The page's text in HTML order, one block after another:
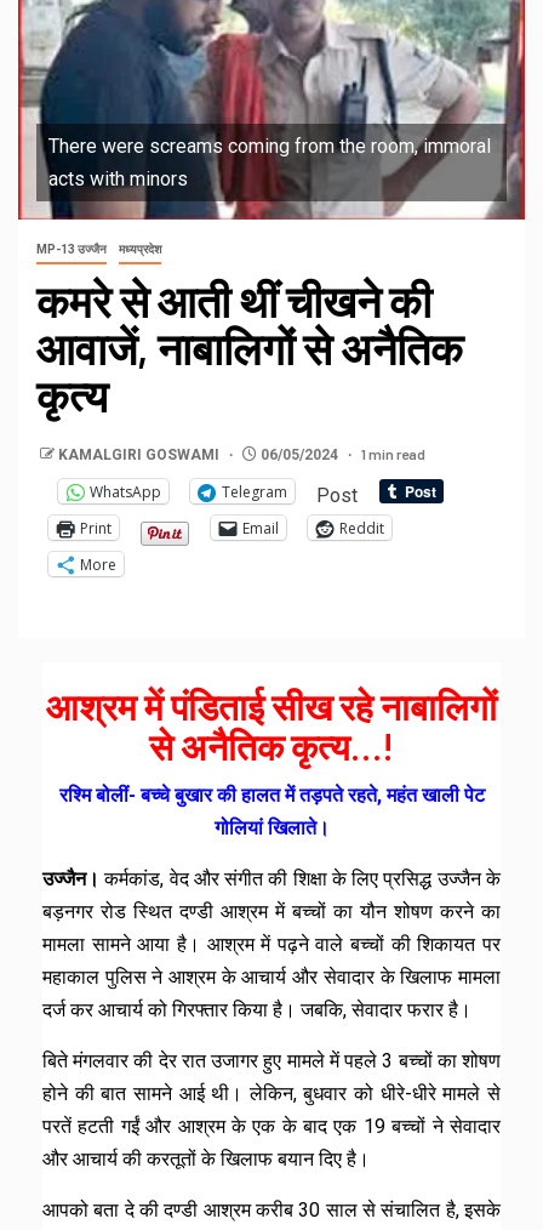
There were screams coming from the room, immoral
acts with minors
MP-13 उज्जैन मध्यप्रदेश
कमरे से आती थीं चीखने की
आवाजें, नाबालिगों से अनैतिक
कृत्य
KAMALGIRI GOSWAMI 06/05/2024 1 min read
WhatsApp Telegram Post
Print Email
Reddit
More
आश्रम में पंडिताई सीख रहे नाबालिगों
से अनैतिक कृत्य…!
रश्मि बोलीं- बच्चे बुखार की हालत में तड़पते रहते, महंत खाली पेट
गोलियां खिलाते।
उज्जैन। कर्मकांड, वेद और संगीत की शिक्षा के लिए प्रसिद्ध उज्जैन के
बड़नगर रोड स्थित दण्डी आश्रम में बच्चों का यौन शोषण करने का
मामला सामने आया है। आश्रम में पढ़ने वाले बच्चों की शिकायत पर
महाकाल पुलिस ने आश्रम के आचार्य और सेवादार के खिलाफ मामला
दर्ज कर आचार्य को गिरफ्तार किया है। जबकि, सेवादार फरार है।
बिते मंगलवार की देर रात उजागर हुए मामले में पहले 3 बच्चों का शोषण
होने की बात सामने आई थी। लेकिन, बुधवार को धीरे-धीरे मामले से
परतें हटती गईं और आश्रम के एक के बाद एक 19 बच्चों ने सेवादार
और आचार्य की करतूतों के खिलाफ बयान दिए है।
आपको बता दे की दण्डी आश्रम करीब 30 साल से संचालित है, इसके